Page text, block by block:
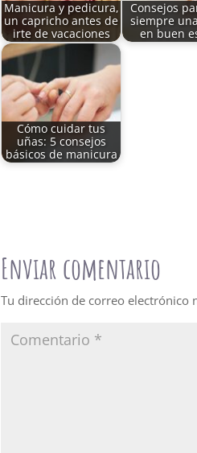
Manicura y pedicura,
un capricho antes de
irte de vacaciones
Consejos
siempre
en buen
Cómo cuidar tus
uñas: 5 consejos
básicos de manicura
Enviar comentario
Tu dirección de correo electrónico